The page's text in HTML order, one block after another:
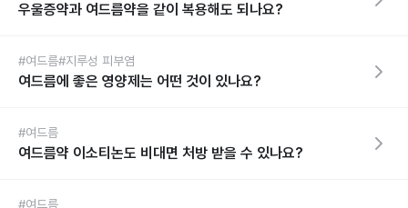
우울증약과 여드름약을 같이 복용해도 되나요?
#여드름#지루성 피부염
여드름에 좋은 영양제는 어떤 것이 있나요?
#여드름
여드름약 이소티논도 비대면 처방 받을 수 있나요?
#여드름